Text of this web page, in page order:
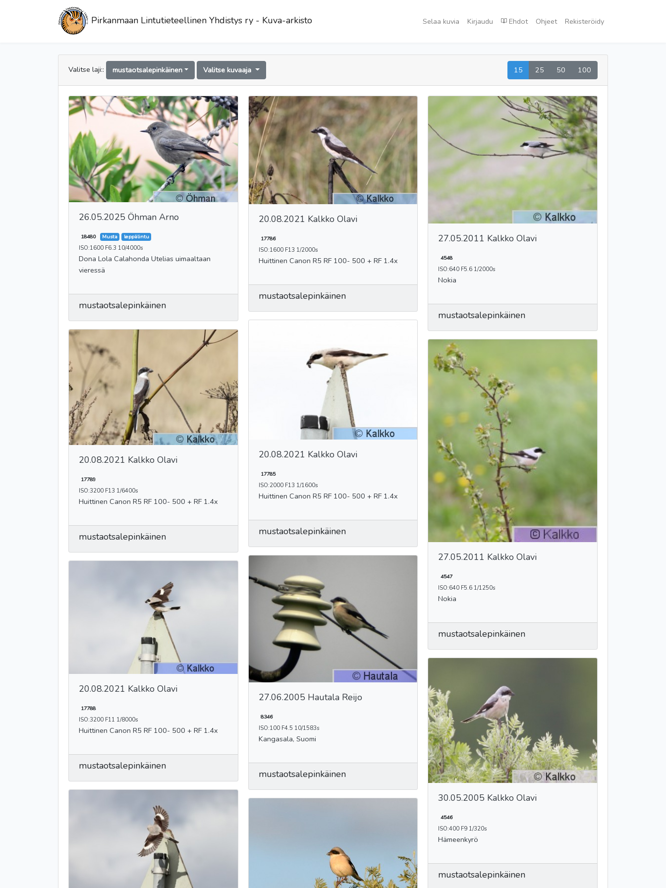
Pirkanmaan Lintutieteellinen Yhdistys ry - Kuva-arkisto Selaa kuvia Kirjaudu Ehdot Ohjeet Rekisteröidy
Valitse laji:: mustaotsalepinkäinen Valitse kuvaaja 15 25 50 100
26.05.2025 Öhman Arno
18480 Musta leppälintu
ISO:1600 F6.3 10/4000s
Dona Lola Calahonda Utelias uimaaltaan
vieressä
mustaotsalepinkäinen
20.08.2021 Kalkko Olavi
17789
ISO:3200 F13 1/6400s
Huittinen Canon R5 RF 100- 500 + RF 1.4x
mustaotsalepinkäinen
20.08.2021 Kalkko Olavi
17788
ISO:3200 F11 1/8000s
Huittinen Canon R5 RF 100- 500 + RF 1.4x
mustaotsalepinkäinen
20.08.2021 Kalkko Olavi
17786
ISO:1600 F13 1/2000s
Huittinen Canon R5 RF 100- 500 + RF 1.4x
mustaotsalepinkäinen
20.08.2021 Kalkko Olavi
17785
ISO:2000 F13 1/1600s
Huittinen Canon R5 RF 100- 500 + RF 1.4x
mustaotsalepinkäinen
27.06.2005 Hautala Reijo
8346
ISO:100 F4.5 10/1583s
Kangasala, Suomi
mustaotsalepinkäinen
27.05.2011 Kalkko Olavi
4548
ISO:640 F5.6 1/2000s
Nokia
mustaotsalepinkäinen
27.05.2011 Kalkko Olavi
4547
ISO:640 F5.6 1/1250s
Nokia
mustaotsalepinkäinen
30.05.2005 Kalkko Olavi
4546
ISO:400 F9 1/320s
Hämeenkyrö
mustaotsalepinkäinen